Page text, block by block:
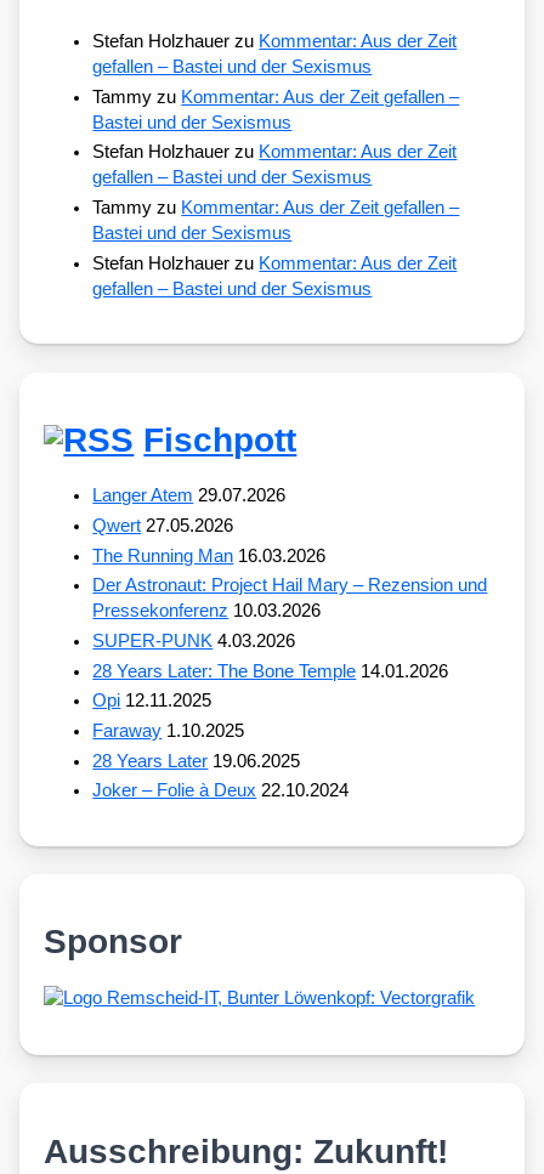
Stefan Holzhauer zu Kommentar: Aus der Zeit
gefallen – Bastei und der Sexismus
Tammy zu Kommentar: Aus der Zeit gefallen –
Bastei und der Sexismus
Stefan Holzhauer zu Kommentar: Aus der Zeit
gefallen – Bastei und der Sexismus
Tammy zu Kommentar: Aus der Zeit gefallen –
Bastei und der Sexismus
Stefan Holzhauer zu Kommentar: Aus der Zeit
gefallen – Bastei und der Sexismus
Fischpott
Langer Atem 29.07.2026
Qwert 27.05.2026
The Running Man 16.03.2026
Der Astronaut: Project Hail Mary – Rezension und
Pressekonferenz 10.03.2026
SUPER-PUNK 4.03.2026
28 Years Later: The Bone Temple 14.01.2026
Opi 12.11.2025
Faraway 1.10.2025
28 Years Later 19.06.2025
Joker – Folie à Deux 22.10.2024
Sponsor
Ausschreibung: Zukunft!